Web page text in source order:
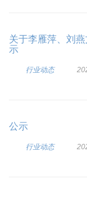
关于李雁萍、刘
示
行业动态
公示
行业动态